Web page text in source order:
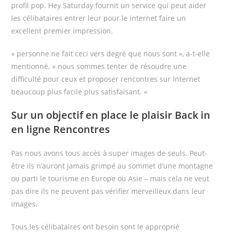
profil pop. Hey Saturday fournit un service qui peut aider
les célibataires entrer leur pour le internet faire un
excellent premier impression.
« personne ne fait ceci vers degré que nous sont », a-t-elle
mentionné. « nous sommes tenter de résoudre une
difficulté pour ceux et proposer rencontres sur Internet
beaucoup plus facile plus satisfaisant. «
Sur un objectif en place le plaisir Back in
en ligne Rencontres
Pas nous avons tous accès à super images de seuls. Peut-
être ils n’auront jamais grimpé au sommet d’une montagne
ou parti le tourisme en Europe ou Asie – mais cela ne veut
pas dire ils ne peuvent pas vérifier merveilleux dans leur
images.
Tous les célibataires ont besoin sont le approprié